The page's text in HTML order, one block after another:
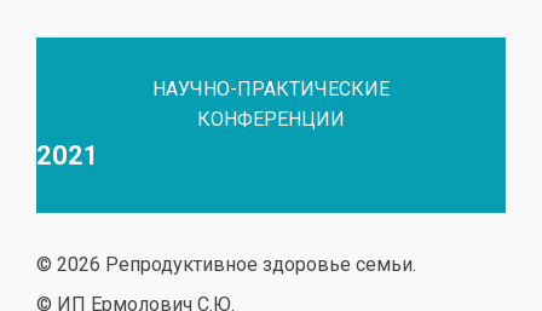
НАУЧНО-ПРАКТИЧЕСКИЕ
КОНФЕРЕНЦИИ
2021
© 2026 Репродуктивное здоровье семьи.
© ИП Ермолович С.Ю.